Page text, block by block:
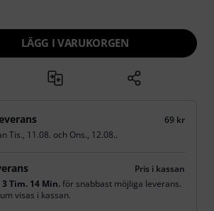
LÄGG I VARUKORGEN
69 kr
Tis., 11.08. och Ons., 12.08..
Pris i kassan
3 Tim. 14 Min.för snabbast möjliga leverans.
visas i kassan.